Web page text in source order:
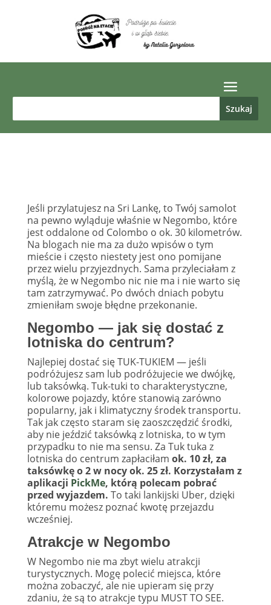
Jeśli przylatujesz na Sri Lankę, to Twój samolot
na pewno wyląduje właśnie w Negombo, które
jest oddalone od Colombo o ok. 30 kilometrów.
Na blogach nie ma za dużo wpisów o tym
mieście i często niestety jest ono pomijane
przez wielu przyjezdnych. Sama przyleciałam z
myślą, że w Negombo nic nie ma i nie warto się
tam zatrzymywać. Po dwóch dniach pobytu
zmieniłam swoje błędne przekonanie.
Negombo — jak się dostać z
lotniska do centrum?
Najlepiej dostać się TUK-TUKIEM — jeśli
podróżujesz sam lub podróżujecie we dwójkę,
lub taksówką. Tuk-tuki to charakterystyczne,
kolorowe pojazdy, które stanowią zarówno
popularny, jak i klimatyczny środek transportu.
Tak jak często staram się zaoszczędzić środki,
aby nie jeździć taksówką z lotniska, to w tym
przypadku to nie ma sensu. Za Tuk tuka z
lotniska do centrum zapłaciłam ok. 10 zł, za
taksówkę o 2 w nocy ok. 25 zł. Korzystałam z
aplikacji PickMe, którą polecam pobrać
przed wyjazdem. To taki lankijski Uber, dzięki
któremu możesz poznać kwotę przejazdu
wcześniej.
Atrakcje w Negombo
W Negombo nie ma zbyt wielu atrakcji
turystycznych. Mogę polecić miejsca, które
można zobaczyć, ale nie upieram się przy
zdaniu, że są to atrakcje typu MUST TO SEE.